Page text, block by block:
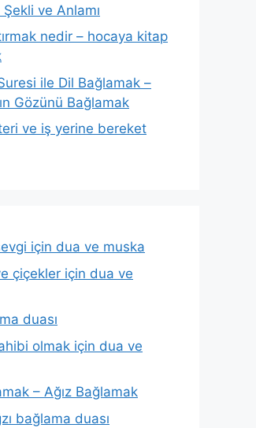
ve Anlamı
nedir – hocaya kitap
ile Dil Bağlamak –
Gözünü Bağlamak
ve iş yerine bereket
için dua ve muska
çiçekler için dua ve
duası
olmak için dua ve
– Ağız Bağlamak
bağlama duası